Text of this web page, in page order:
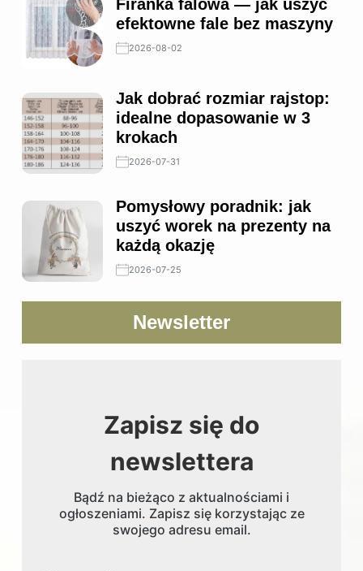
Firanka falowa — jak uszyć
efektowne fale bez maszyny
2026-08-02
Jak dobrać rozmiar rajstop:
idealne dopasowanie w 3
krokach
2026-07-31
Pomysłowy poradnik: jak
uszyć worek na prezenty na
każdą okazję
2026-07-25
Newsletter
Zapisz się do
newslettera
Bądź na bieżąco z aktualnościami i
ogłoszeniami. Zapisz się korzystając ze
swojego adresu email.